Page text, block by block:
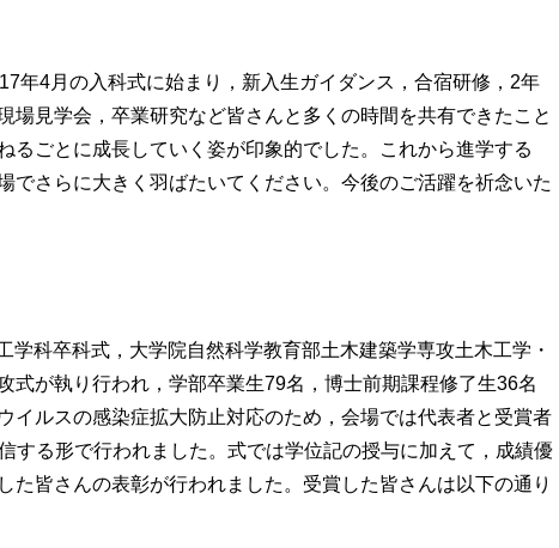
年4月の入科式に始まり，新入生ガイダンス，合宿研修，2年
場見学会，卒業研究など皆さんと多くの時間を共有できたこと
るごとに成長していく姿が印象的でした。これから進学する
でさらに大きく羽ばたいてください。今後のご活躍を祈念いた
学科卒科式，大学院自然科学教育部土木建築学専攻土木工学・
式が執り行われ，学部卒業生79名，博士前期課程修了生36名
イルスの感染症拡大防止対応のため，会場では代表者と受賞者
する形で行われました。式では学位記の授与に加えて，成績優
た皆さんの表彰が行われました。受賞した皆さんは以下の通り